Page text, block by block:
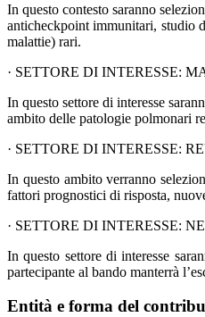
In questo contesto saranno
anticheckpoint immunitari, studio
malattie) rari.
· SETTORE DI INTERESSE:
In questo settore di interesse
ambito delle patologie polmonari
· SETTORE DI INTERESSE:
In questo ambito verranno
fattori prognostici di risposta,
· SETTORE DI INTERESSE:
In questo settore di interesse
partecipante al bando manterrà
Entità e forma del